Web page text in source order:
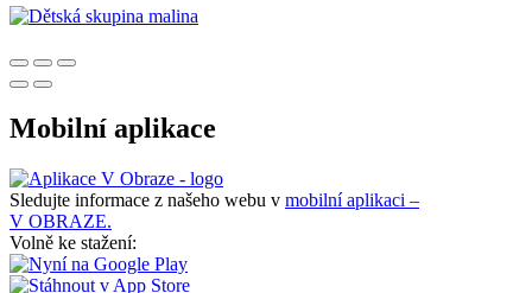
Mobilní aplikace
Sledujte informace z našeho webu v mobilní aplikaci –
V OBRAZE.
Volně ke stažení: